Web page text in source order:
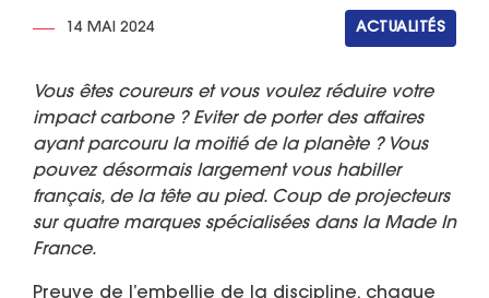
14 MAI 2024 ACTUALITÉS
Vous êtes coureurs et vous voulez réduire votre
impact carbone ? Eviter de porter des affaires
ayant parcouru la moitié de la planète ? Vous
pouvez désormais largement vous habiller
français, de la tête au pied. Coup de projecteurs
sur quatre marques spécialisées dans la Made In
France.
Preuve de l’embellie de la discipline, chaque